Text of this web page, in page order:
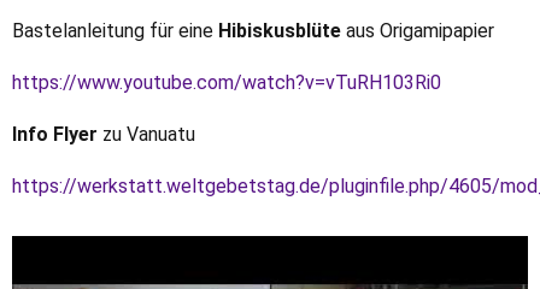
Bastelanleitung für eine Hibiskusblüte aus Origamipapier
https://www.youtube.com/watch?v=vTuRH103Ri0
Info Flyer zu Vanuatu
https://werkstatt.weltgebetstag.de/pluginfile.php/4605/